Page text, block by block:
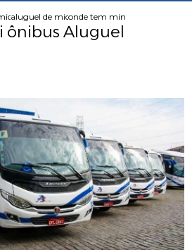
onibus
aluguel de micro onibus para excursao
onde tem mini onibus
ônibus Aluguel